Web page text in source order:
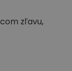
zľavu,